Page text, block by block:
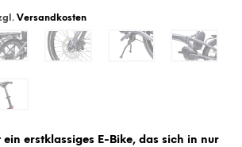
Versandkosten
ein erstklassiges E-Bike, das sich in nur